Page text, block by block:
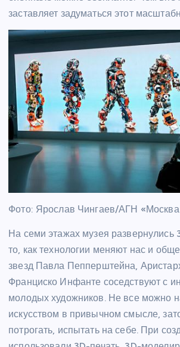
заставляет задуматься этот
Фото: Ярослав Чингаев/АГН
На семи этажах музея развернулись
то, как технологии меняют нас и
звезд Павла Пепперштейна,
Франциско Инфанте соседствуют с
молодых художников. Не все можно
искусством в привычном смысле,
потрогать, испытать на себе. При